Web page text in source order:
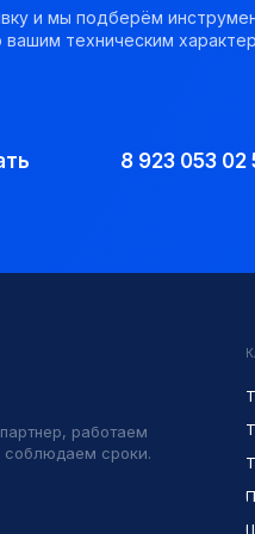
и мы подберём
вашим техническим
8 923 053 02
работаем
соблюдаем сроки.